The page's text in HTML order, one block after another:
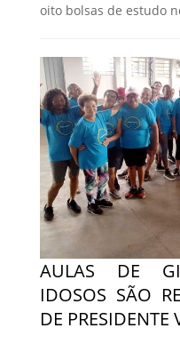
oito bolsas de estudo
AULAS DE
IDOSOS SÃO
DE